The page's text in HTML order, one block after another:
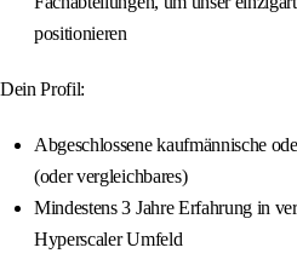
positionieren
Dein Profil:
Abgeschlossene kaufmännische
(oder vergleichbares)
Mindestens 3 Jahre Erfahrung in
Hyperscaler Umfeld